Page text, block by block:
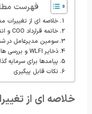
فهرست
خلاصه ای از تغییرات
خاتمه قرارداد COO و انتصاب مدیر مالی جدید
سومین مدیرعامل در
ذخایر WLFI و بررسی های داخلی
پیامدها برای سرمایه
نکات قابل پیگیری
خلاصه ای از